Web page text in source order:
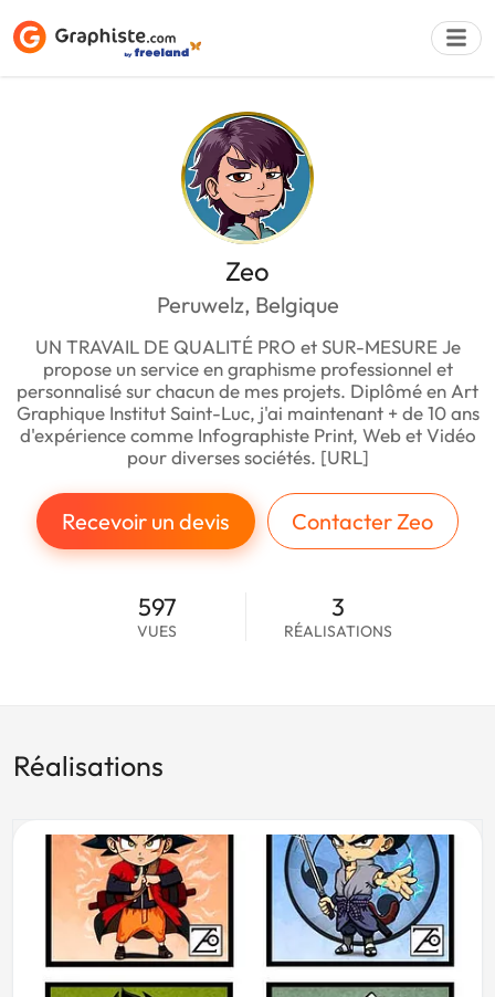
Zeo
Peruwelz, Belgique
UN TRAVAIL DE QUALITÉ PRO et SUR-MESURE Je
propose un service en graphisme professionnel et
personnalisé sur chacun de mes projets. Diplômé en Art
Graphique Institut Saint-Luc, j'ai maintenant + de 10 ans
d'expérience comme Infographiste Print, Web et Vidéo
pour diverses sociétés. [URL]
Recevoir un devis Contacter Zeo
597
VUES
3
RÉALISATIONS
Réalisations